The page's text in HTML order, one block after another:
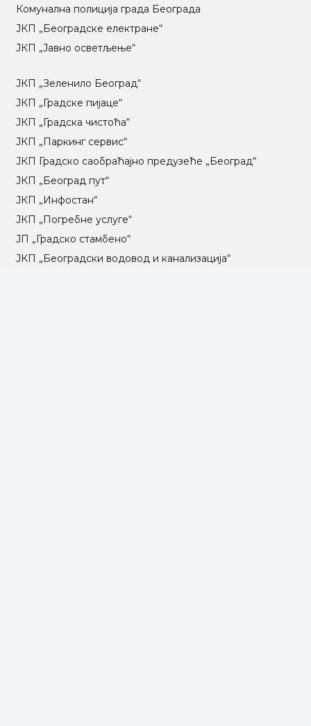
Комунална полиција града Београда
ЈКП „Београдске електране“
ЈКП „Јавно осветљење“
ЈКП „Зеленило Београд“
ЈКП „Градске пијаце“
ЈКП „Градска чистоћа“
ЈКП „Паркинг сервис“
ЈКП Градско саобраћајно предузеће „Београд“
ЈКП „Београд пут“
ЈКП „Инфостан“
ЈКП „Погребне услуге“
ЈП „Градско стамбено“
ЈКП „Београдски водовод и канализација“